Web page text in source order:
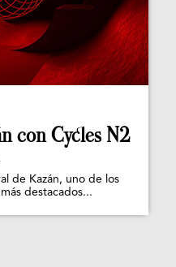
con Cycles N2
de Kazán, uno de los
destacados...